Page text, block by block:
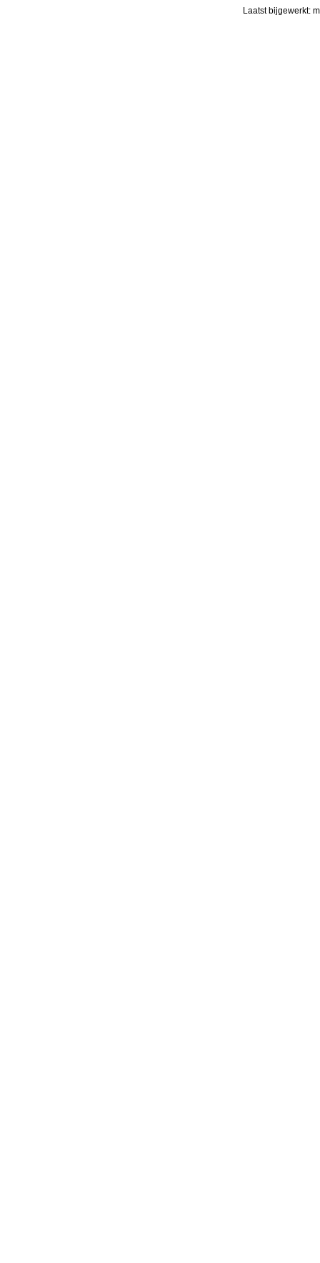
Laatst bijgewerkt: